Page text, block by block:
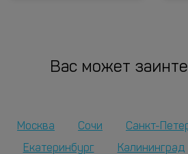
Вас может
Москва Сочи Санкт-
Екатеринбург
Калининград